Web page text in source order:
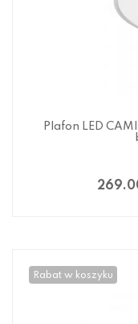
Plafon LED
Rabat w koszyku